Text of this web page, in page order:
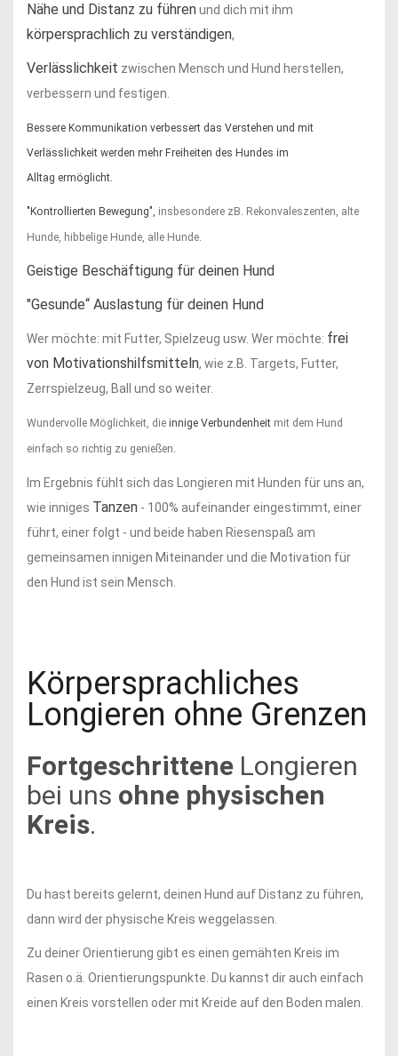
Nähe und Distanz zu führenund dich mit ihm
körpersprachlich zu verständigen,
Verlässlichkeit zwischen Mensch und Hund herstellen,
verbessern und festigen.
Bessere Kommunikation verbessert das Verstehen und mit
Verlässlichkeit werden mehr Freiheiten des Hundes im
Alltag ermöglicht.
"Kontrollierten Bewegung", insbesondere zB. Rekonvaleszenten, alte
Hunde, hibbelige Hunde, alle Hunde.
Geistige Beschäftigung für deinen Hund
"Gesunde“ Auslastung für deinen Hund
Wer möchte: mit Futter, Spielzeug usw. Wer möchte: frei
von Motivationshilfsmitteln, wie z.B. Targets, Futter,
Zerrspielzeug, Ball und so weiter.
Wundervolle Möglichkeit, die innige Verbundenheit mit dem Hund
einfach so richtig zu genießen.
Im Ergebnis fühlt sich das Longieren mit Hunden für uns an,
wie inniges Tanzen - 100% aufeinander eingestimmt, einer
führt, einer folgt - und beide haben Riesenspaß am
gemeinsamen innigen Miteinander und die Motivation für
den Hund ist sein Mensch.
Körpersprachliches
Longieren ohne Grenzen
Fortgeschrittene Longieren
bei uns ohne physischen
Kreis.
Du hast bereits gelernt, deinen Hund auf Distanz zu führen,
dann wird der physische Kreis weggelassen.
Zu deiner Orientierung gibt es einen gemähten Kreis im
Rasen o.ä. Orientierungspunkte. Du kannst dir auch einfach
einen Kreis vorstellen oder mit Kreide auf den Boden malen.